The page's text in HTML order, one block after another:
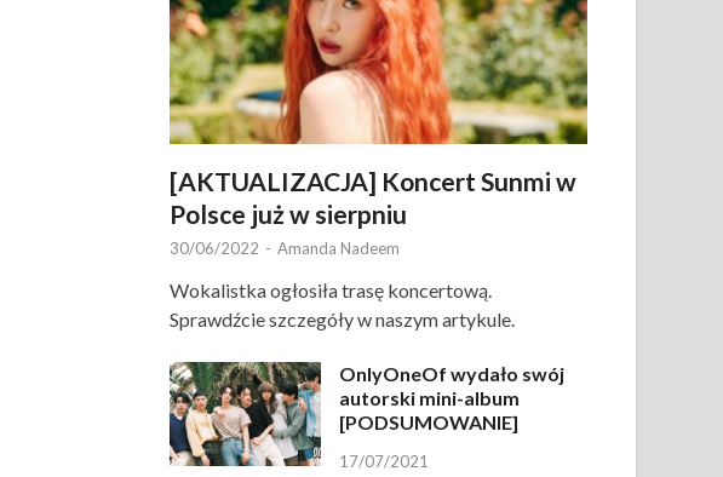
[AKTUALIZACJA] Koncert Sunmi w
Polsce już w sierpniu
30/06/2022 - Amanda Nadeem
Wokalistka ogłosiła trasę koncertową.
Sprawdźcie szczegóły w naszym artykule.
OnlyOneOf wydało swój
autorski mini-album
[PODSUMOWANIE]
17/07/2021